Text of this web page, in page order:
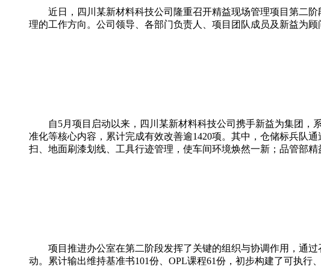
近日，四川某新材料科技公司隆重召开精益现场管理项目第二阶
理的工作方向。公司领导、各部门负责人、项目团队成员及新益为顾
自5月项目启动以来，四川某新材料科技公司携手新益为集团，
准化等核心内容，累计完成有效改善逾1420项。其中，仓储标兵队
扫、地面刷漆划线、工具行迹管理，使车间环境焕然一新；品管部
项目推进办公室在第二阶段发挥了关键的组织与协调作用，通过
动。累计输出维持基准书101份、OPL课程61份，初步构建了可执行